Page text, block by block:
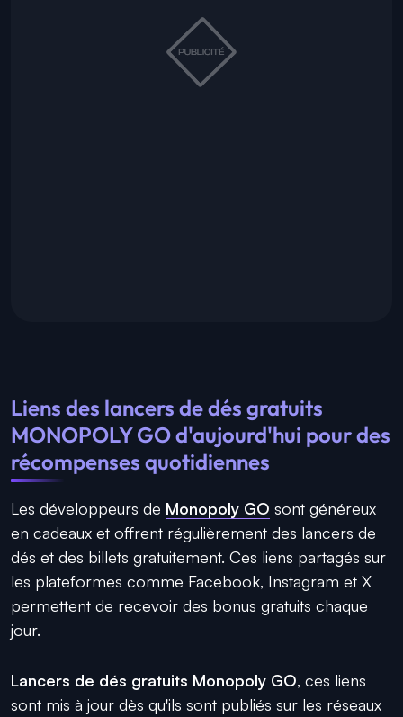
Liens des lancers de dés gratuits
MONOPOLY GO d'aujourd'hui pour des
récompenses quotidiennes
Les développeurs de Monopoly GO sont généreux
en cadeaux et offrent régulièrement des lancers de
dés et des billets gratuitement. Ces liens partagés sur
les plateformes comme Facebook, Instagram et X
permettent de recevoir des bonus gratuits chaque
jour.
Lancers de dés gratuits Monopoly GO, ces liens
sont mis à jour dès qu'ils sont publiés sur les réseaux